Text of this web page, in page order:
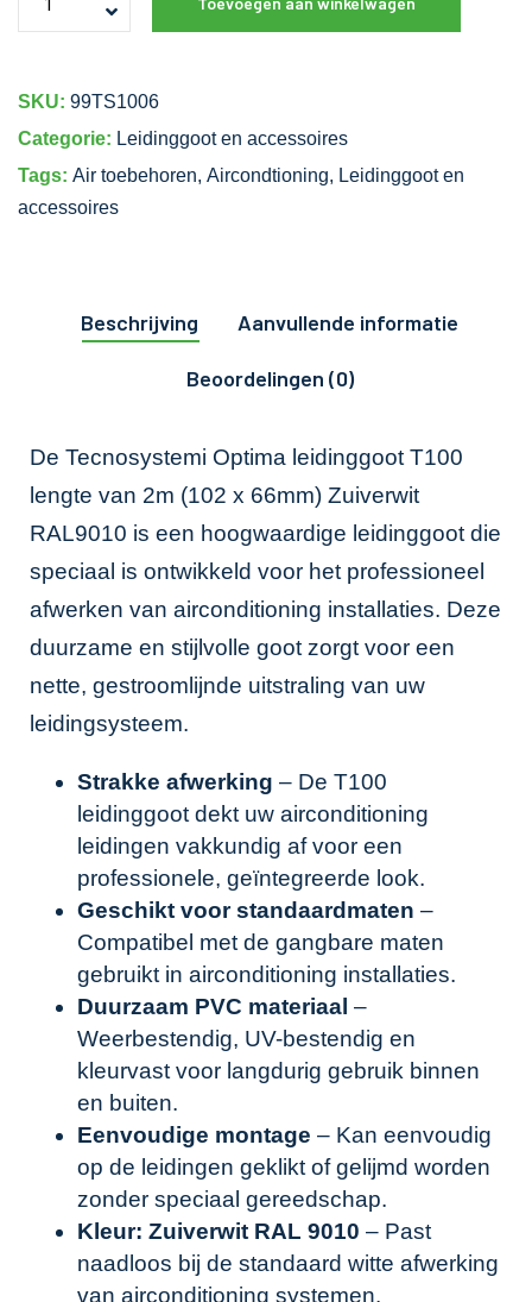
SKU: 99TS1006
Categorie: Leidinggoot en accessoires
Tags: Air toebehoren, Aircondtioning, Leidinggoot en
accessoires
Beschrijving Aanvullende informatie
Beoordelingen (0)
De Tecnosystemi Optima leidinggoot T100
lengte van 2m (102 x 66mm) Zuiverwit
RAL9010 is een hoogwaardige leidinggoot die
speciaal is ontwikkeld voor het professioneel
afwerken van airconditioning installaties. Deze
duurzame en stijlvolle goot zorgt voor een
nette, gestroomlijnde uitstraling van uw
leidingsysteem.
Strakke afwerking – De T100
leidinggoot dekt uw airconditioning
leidingen vakkundig af voor een
professionele, geïntegreerde look.
Geschikt voor standaardmaten –
Compatibel met de gangbare maten
gebruikt in airconditioning installaties.
Duurzaam PVC materiaal –
Weerbestendig, UV-bestendig en
kleurvast voor langdurig gebruik binnen
en buiten.
Eenvoudige montage – Kan eenvoudig
op de leidingen geklikt of gelijmd worden
zonder speciaal gereedschap.
Kleur: Zuiverwit RAL 9010 – Past
naadloos bij de standaard witte afwerking
van airconditioning systemen.